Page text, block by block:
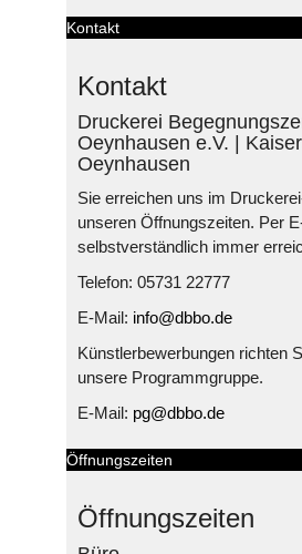
Kontakt
Kontakt
Druckerei
Oeynhausen e.V. |
Oeynhausen
Sie erreichen uns im
unseren Öffnungszeiten. Per
selbstverständlich immer
Telefon: 05731 22777
E-Mail: info@dbbo.de
Künstlerbewerbungen richten
unsere Programmgruppe.
E-Mail: pg@dbbo.de
Öffnungszeiten
Öffnungszeiten